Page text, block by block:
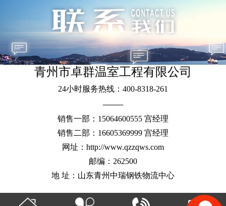
青州市卓群温室工程有限公司
24小时服务热线：400-8318-261
——
销售一部：15064600555 宫经理
销售二部：16605369999 宫经理
网址：http://www.qzzqws.com
邮编：262500
地 址：山东青州中瑞钢铁物流中心